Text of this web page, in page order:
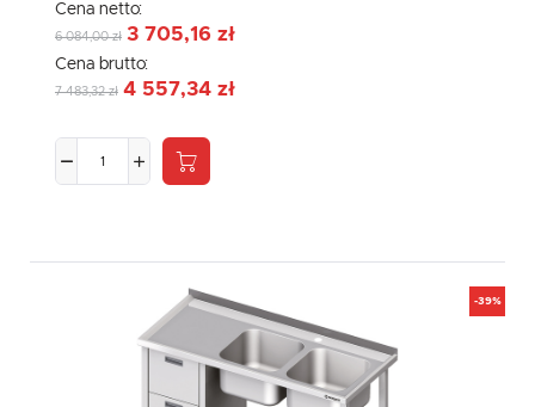
Cena netto:
6 084,00 zł 3 705,16 zł
Cena brutto:
7 483,32 zł 4 557,34 zł
-39%